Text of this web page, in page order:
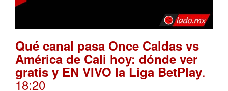
Qué canal pasa Once Caldas vs
América de Cali hoy: dónde ver
gratis y EN VIVO la Liga BetPlay.
18:20